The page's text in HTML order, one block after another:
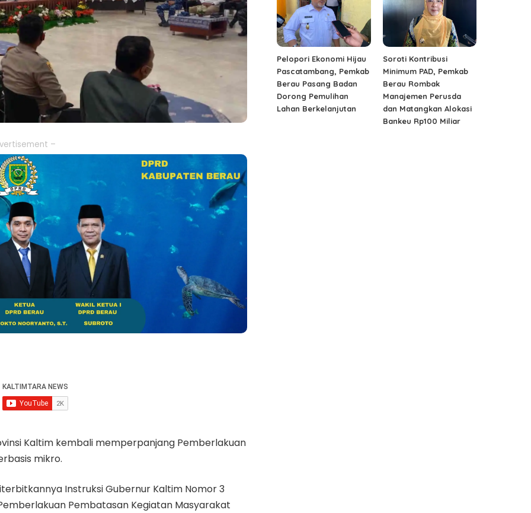
–
Kaltim kembali memperpanjang Pemberlakuan
mikro.
Instruksi Gubernur Kaltim Nomor 3
Pembatasan Kegiatan Masyarakat
Pelopori Ekonomi Hijau
Pascatambang, Pemkab
Berau Pasang Badan
Dorong Pemulihan
Lahan Berkelanjutan
Soroti Kontribusi
Minimum PAD, Pemkab
Berau Rombak
Manajemen Perusda
dan Matangkan Alokasi
Bankeu Rp100 Miliar